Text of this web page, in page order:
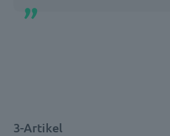
3-Artikel